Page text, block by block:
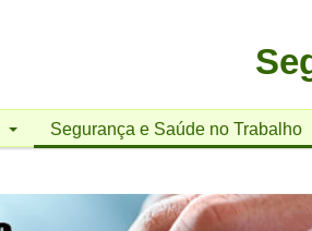
Segurança e Saúde no Trabalho